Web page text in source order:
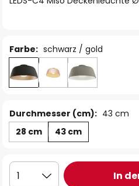
Farbe: schwarz / gold
Durchmesser (cm): 43 cm
28 cm
43 cm
1 In